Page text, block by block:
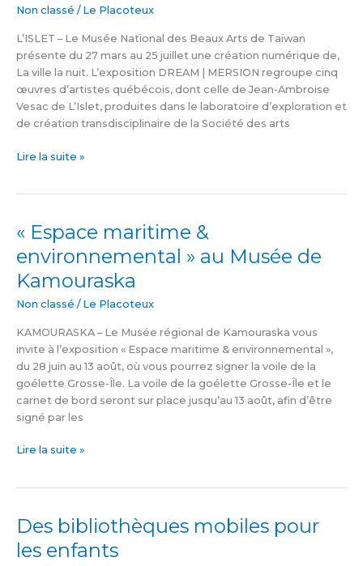
Non classé / Le Placoteux
L’ISLET – Le Musée National des Beaux Arts de Taïwan
présente du 27 mars au 25 juillet une création numérique de,
La ville la nuit. L’exposition DREAM | MERSION regroupe cinq
œuvres d’artistes québécois, dont celle de Jean-Ambroise
Vesac de L’Islet, produites dans le laboratoire d’exploration et
de création transdisciplinaire de la Société des arts
L’Islet
à
Taiwan
Lire la suite »
« Espace maritime &
environnemental » au Musée de
Kamouraska
Non classé / Le Placoteux
KAMOURASKA – Le Musée régional de Kamouraska vous
invite à l’exposition « Espace maritime & environnemental »,
du 28 juin au 13 août, où vous pourrez signer la voile de la
goélette Grosse-Île. La voile de la goélette Grosse-Île et le
carnet de bord seront sur place jusqu’au 13 août, afin d’être
signé par les
«
Espace
maritime
&
environnemental
au
Musée
de
Kamouraska
Lire la suite »
Des bibliothèques mobiles pour
les enfants
Des
mobiles